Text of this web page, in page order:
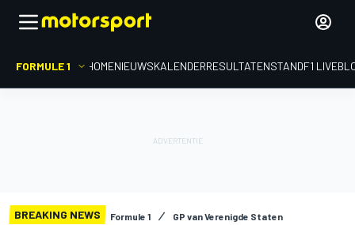
FORMULE 1 HOMENIEUWSKALENDERRESULTATENSTANDF1
BREAKING NEWS Formule 1 GP van Verenigde Staten